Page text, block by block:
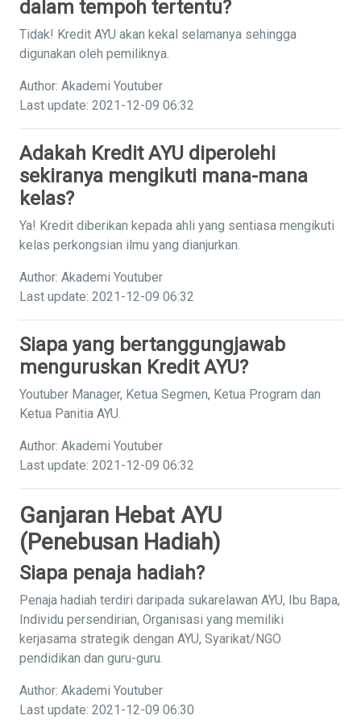
dalam tempoh tertentu?
Tidak! Kredit AYU akan kekal selamanya sehingga
digunakan oleh pemiliknya.
Author: Akademi Youtuber
Last update: 2021-12-09 06:32
Adakah Kredit AYU diperolehi
sekiranya mengikuti mana-mana
kelas?
Ya! Kredit diberikan kepada ahli yang sentiasa mengikuti
kelas perkongsian ilmu yang dianjurkan.
Author: Akademi Youtuber
Last update: 2021-12-09 06:32
Siapa yang bertanggungjawab
menguruskan Kredit AYU?
Youtuber Manager, Ketua Segmen, Ketua Program dan
Ketua Panitia AYU.
Author: Akademi Youtuber
Last update: 2021-12-09 06:32
Ganjaran Hebat AYU
(Penebusan Hadiah)
Siapa penaja hadiah?
Penaja hadiah terdiri daripada sukarelawan AYU, Ibu Bapa,
Individu persendirian, Organisasi yang memiliki
kerjasama strategik dengan AYU, Syarikat/NGO
pendidikan dan guru-guru.
Author: Akademi Youtuber
Last update: 2021-12-09 06:30